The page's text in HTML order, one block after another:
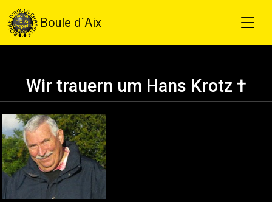
Boule d´Aix
Wir trauern um Hans Krotz †